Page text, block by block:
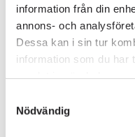
information från din
annons- och
Dessa kan i sin tur
information som du har
Nödvändig
Erik